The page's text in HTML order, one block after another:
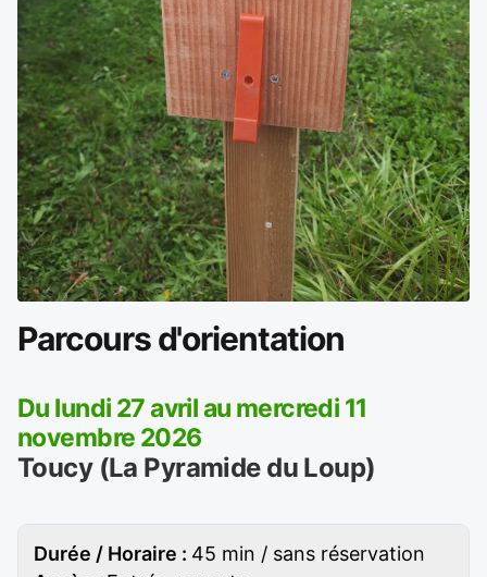
Parcours d'orientation
Du lundi 27 avril au mercredi 11
novembre 2026
Toucy (La Pyramide du Loup)
Durée / Horaire : 45 min / sans réservation